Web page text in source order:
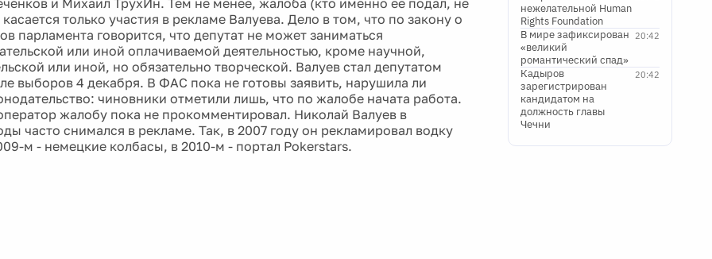
и Михаил ТрухИн. Тем не менее, жалоба (кто именно ее подал, не
только участия в рекламе Валуева. Дело в том, что по закону о
парламента говорится, что депутат не может заниматься
или иной оплачиваемой деятельностью, кроме научной,
или иной, но обязательно творческой. Валуев стал депутатом
выборов 4 декабря. В ФАС пока не готовы заявить, нарушила ли
чиновники отметили лишь, что по жалобе начата работа.
жалобу пока не прокомментировал. Николай Валуев в
часто снимался в рекламе. Так, в 2007 году он рекламировал водку
м - немецкие колбасы, в 2010-м - портал Pokerstars.
нежелательной Human
Rights Foundation
20:42
В мире зафиксирован
«великий
романтический спад»
20:42
Кадыров
зарегистрирован
кандидатом на
должность главы
Чечни